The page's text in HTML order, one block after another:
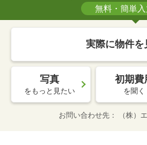
無料・簡単入
実際に物件を
写真
をもっと見たい
初期費
を聞く
お問い合わせ先 （株）